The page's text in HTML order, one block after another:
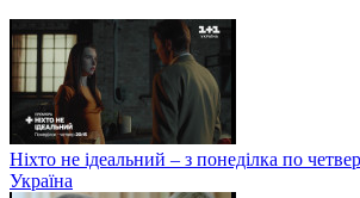
Ніхто не ідеальний – з понеділка по
Україна